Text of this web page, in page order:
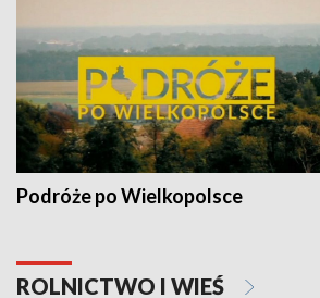
Podróże po Wielkopolsce
ROLNICTWO I WIEŚ